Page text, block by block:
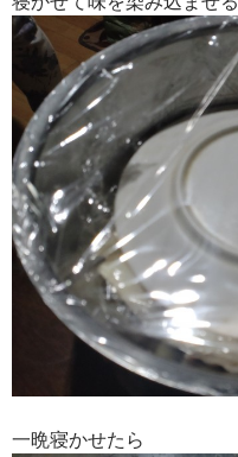
一晩寝かせたら